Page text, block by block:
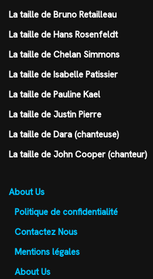
La taille de Bruno Retailleau
La taille de Hans Rosenfeldt
La taille de Chelan Simmons
La taille de Isabelle Patissier
La taille de Pauline Kael
La taille de Justin Pierre
La taille de Dara (chanteuse)
La taille de John Cooper (chanteur)
About Us
Politique de confidentialité
Contactez Nous
Mentions légales
About Us